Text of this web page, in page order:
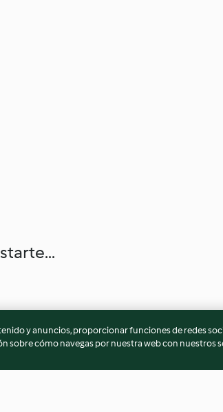
y anuncios, proporcionar funciones de redes
cómo navegas por nuestra web con nuestros